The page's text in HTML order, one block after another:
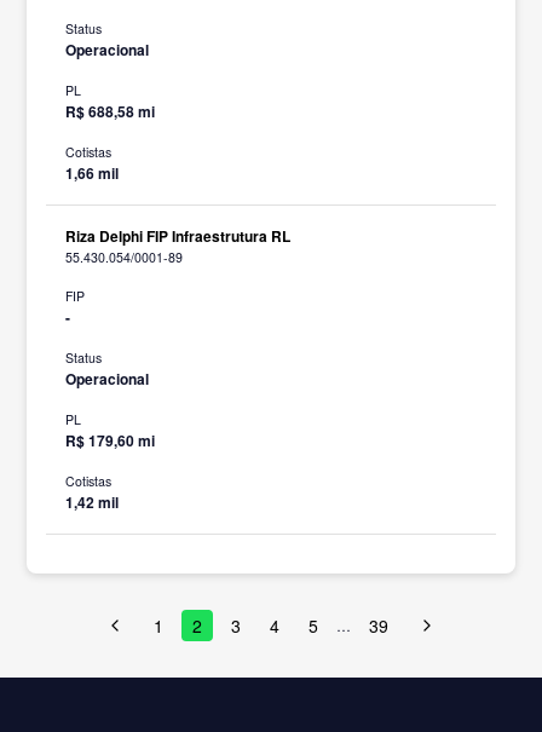
Status
Operacional
PL
R$ 688,58 mi
Cotistas
1,66 mil
Riza Delphi FIP Infraestrutura RL
55.430.054/0001-89
FIP
-
Status
Operacional
PL
R$ 179,60 mi
Cotistas
1,42 mil
1 2 3 4 5 … 39